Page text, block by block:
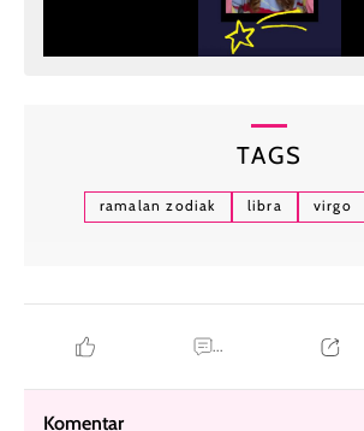
TAGS
ramalan zodiak libra virgo
...
Komentar